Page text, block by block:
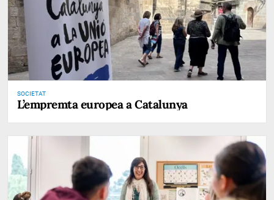
SOCIETAT
L’empremta europea a Catalunya